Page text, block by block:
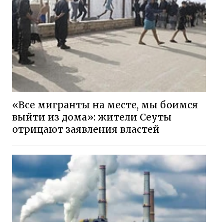
«Все мигранты на месте, мы боимся
выйти из дома»: жители Сеуты
отрицают заявления властей